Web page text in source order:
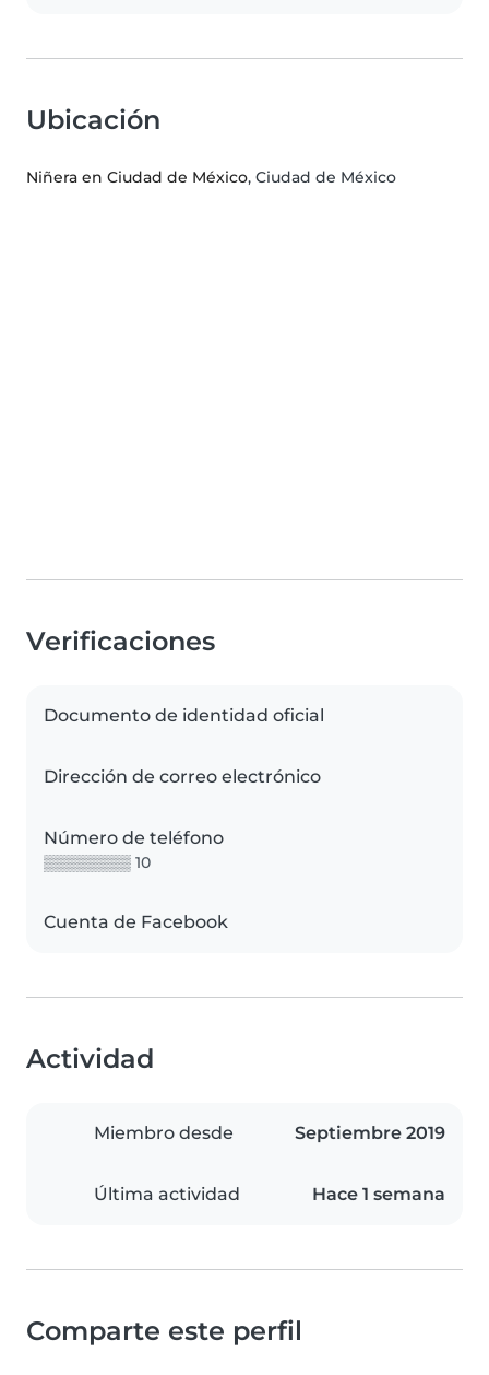
Ubicación
Niñera en Ciudad de México, Ciudad de México
Verificaciones
Documento de identidad oficial
Dirección de correo electrónico
Número de teléfono
▒▒▒▒▒▒▒▒ 10
Cuenta de Facebook
Actividad
Miembro desde Septiembre 2019
Última actividad Hace 1 semana
Comparte este perfil